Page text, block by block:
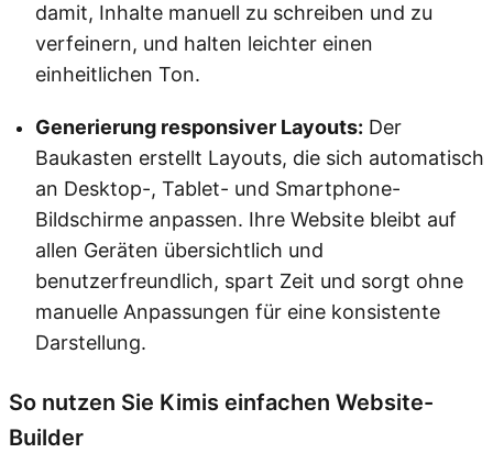
damit, Inhalte manuell zu schreiben und zu
verfeinern, und halten leichter einen
einheitlichen Ton.
Generierung responsiver Layouts: Der
Baukasten erstellt Layouts, die sich automatisch
an Desktop-, Tablet- und Smartphone-
Bildschirme anpassen. Ihre Website bleibt auf
allen Geräten übersichtlich und
benutzerfreundlich, spart Zeit und sorgt ohne
manuelle Anpassungen für eine konsistente
Darstellung.
So nutzen Sie Kimis einfachen Website-
Builder